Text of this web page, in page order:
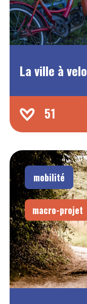
La ville à velo
51
mobilité
macro-projet